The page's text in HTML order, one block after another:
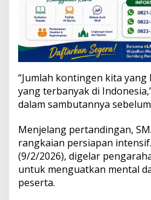
“Jumlah kontingen kita
yang terbanyak di
dalam sambutannya
Menjelang pertandingan,
rangkaian persiapan
(9/2/2026), digelar
untuk menguatkan mental
peserta.